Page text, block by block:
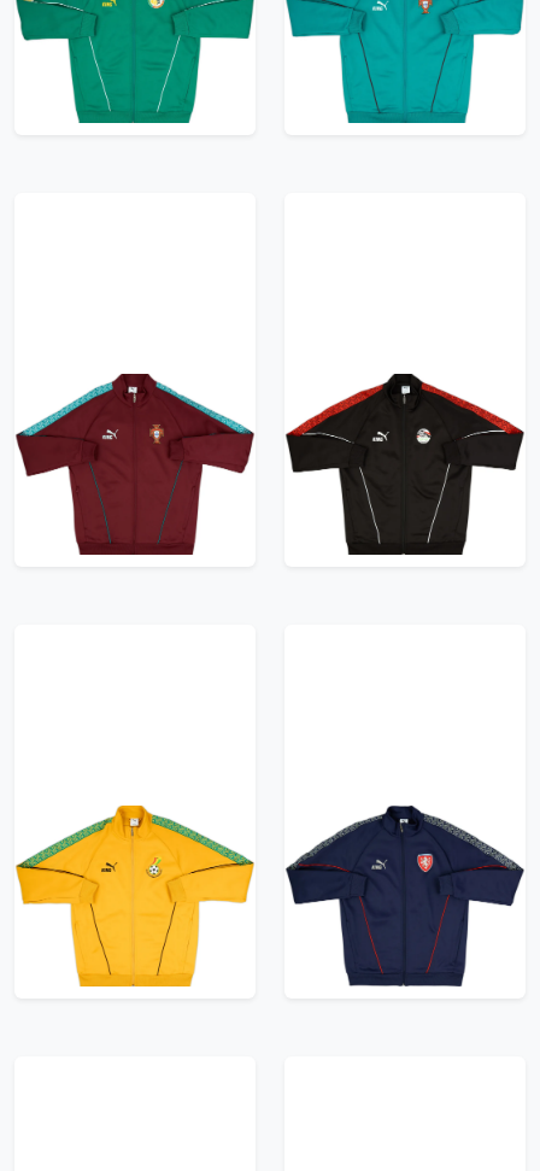
95.99£ · ca. €113
Trikot kaufen
Jacket
95.99£ · ca. €113
Trikot kaufen
2026-27 Portugal
Puma King Anthem
Jacket
95.99£ · ca. €113
Trikot kaufen
2026-27 Egypt Puma
King Anthem Jacket
95.99£ · ca. €113
Trikot kaufen
2026-27 Ghana Puma
King Anthem Jacket
95.99£ · ca. €113
Trikot kaufen
2026-27 Czech
Republic Puma King
Anthem Jacket
95.99£ · ca. €113
Trikot kaufen